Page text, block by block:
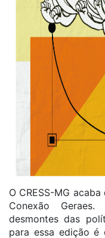
O CRESS-MG
Conexão
desmontes das
para essa edição é